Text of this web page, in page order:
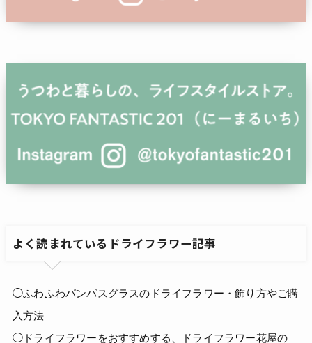
よく読まれているドライフラワー記事
◯ふわふわパンパスグラスのドライフラワー・飾り方やご購
入方法
◯ドライフラワーをおすすめする、ドライフラワー花屋の